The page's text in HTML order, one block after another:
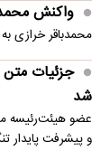
واکنش
محمدباقر خرازی
جزئیات متن
شد
عضو هیئت‌رئیسه
و پیشرفت پایدار